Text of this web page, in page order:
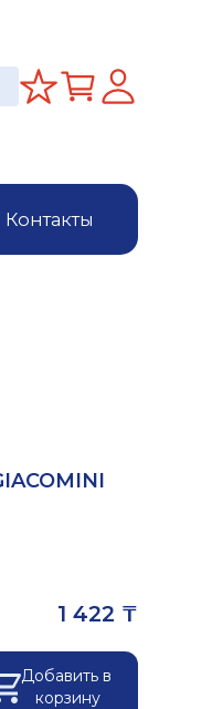
Контакты
1 422 ₸
Добавить в
корзину